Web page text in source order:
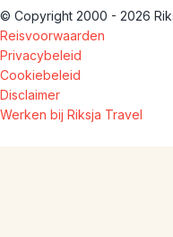
© Copyright 2000 - 2026
Reisvoorwaarden
Privacybeleid
Cookiebeleid
Disclaimer
Werken bij Riksja Travel